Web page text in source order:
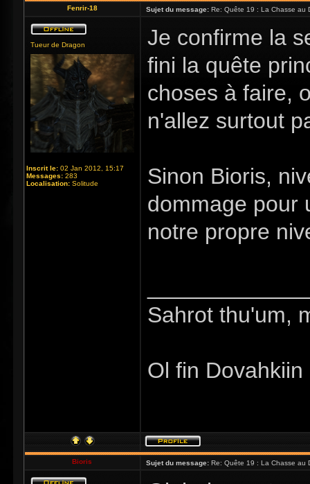
Fenrir-18 Sujet du message: Re: Quête 19 : La Chasse au
Tueur de Dragon
Inscrit le: 02 Jan 2012, 15:17
Messages: 283
Localisation: Solitude
Je confirme la
fini la quête
choses à faire,
n'allez surtout
Sinon Bioris,
dommage pour
notre propre
Sahrot thu'um,
Ol fin
Bioris Sujet du message: Re: Quête 19 : La Chasse au